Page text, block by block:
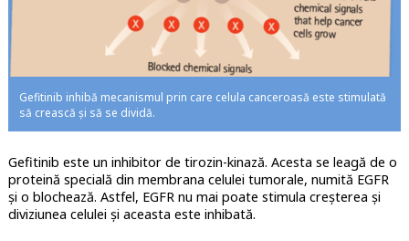
Gefitinib inhibă mecanismul prin care celula canceroasă este stimulată
să crească și să se dividă.
Gefitinib este un inhibitor de tirozin-kinază. Acesta se leagă de o
proteină specială din membrana celulei tumorale, numită EGFR
și o blochează. Astfel, EGFR nu mai poate stimula creşterea și
diviziunea celulei și aceasta este inhibată.